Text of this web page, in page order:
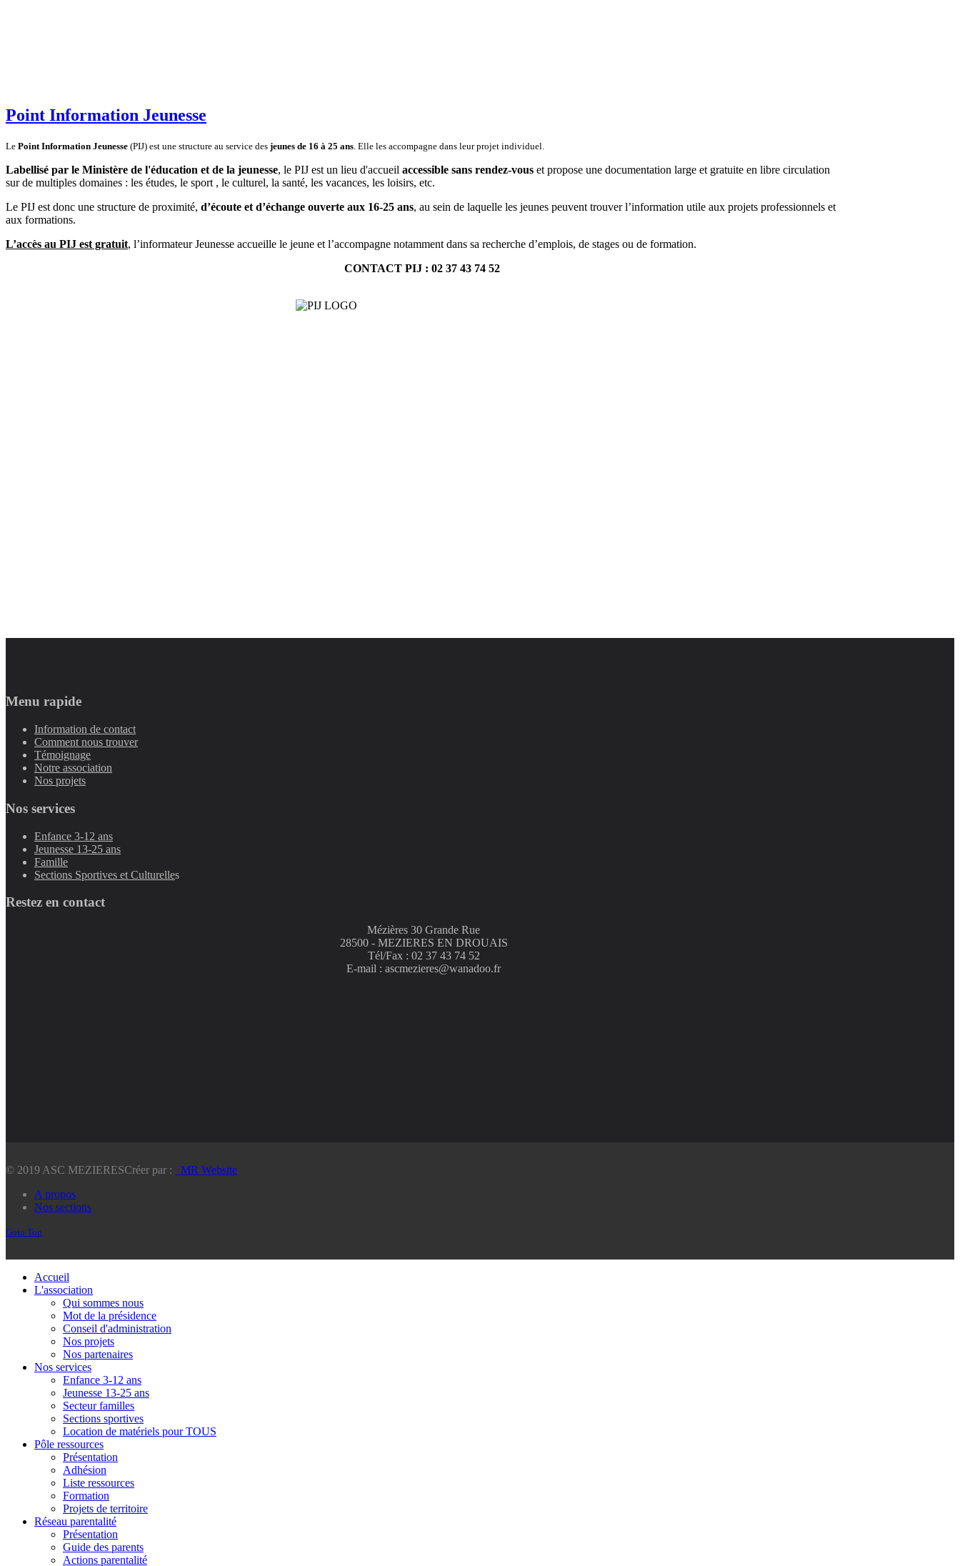
Point Information Jeunesse
Le Point Information Jeunesse (PIJ) est une structure au service des jeunes de 16 à 25 ans . Elle les accompagne dans leur projet individuel.
Labellisé par le Ministère de l'éducation et de la jeunesse, le PIJ est un lieu d'accueil accessible sans rendez-vous et propose une documentation large et gratuite en libre circulation
sur de multiples domaines : les études, le sport , le culturel, la santé, les vacances, les loisirs, etc.
Le PIJ est donc une structure de proximité, d’écoute et d’échange ouverte aux 16-25 ans, au sein de laquelle les jeunes peuvent trouver l’information utile aux projets professionnels et
aux formations.
L’accès au PIJ est gratuit, l’informateur Jeunesse accueille le jeune et l’accompagne notamment dans sa recherche d’emplois, de stages ou de formation.
CONTACT PIJ : 02 37 43 74 52
Menu rapide
Information de contact
Comment nous trouver
Témoignage
Notre association
Nos projets
Nos services
Enfance 3-12 ans
Jeunesse 13-25 ans
Famille
Sections Sportives et Culturelles
Restez en contact
Mézières 30 Grande Rue
28500 - MEZIERES EN DROUAIS
Tél/Fax : 02 37 43 74 52
E-mail : ascmezieres@wanadoo.fr
© 2019 ASC MEZIERESCréer par :
_MR Website
A propos
Nos sections
Goto Top
Accueil
L'association
Qui sommes nous
Mot de la présidence
Conseil d'administration
Nos projets
Nos partenaires
Nos services
Enfance 3-12 ans
Jeunesse 13-25 ans
Secteur familles
Sections sportives
Location de matériels pour TOUS
Pôle ressources
Présentation
Adhésion
Liste ressources
Formation
Projets de territoire
Réseau parentalité
Présentation
Guide des parents
Actions parentalité